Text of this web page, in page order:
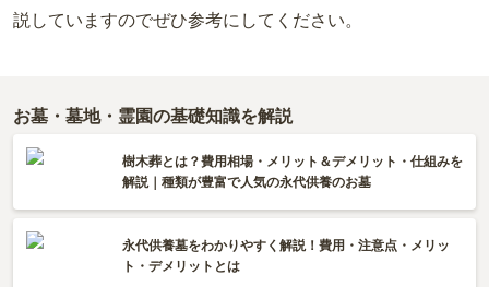
説していますのでぜひ参考にしてください。
お墓・墓地・霊園の基礎知識を解説
樹木葬とは？費用相場・メリット＆デメリット・仕組みを
解説｜種類が豊富で人気の永代供養のお墓
永代供養墓をわかりやすく解説！費用・注意点・メリッ
ト・デメリットとは